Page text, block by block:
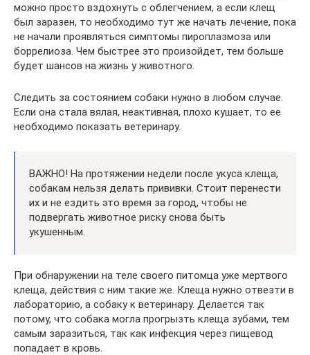
можно просто вздохнуть с облегчением, а если клещ
был заразен, то необходимо тут же начать лечение, пока
не начали проявляться симптомы пироплазмоза или
боррелиоза. Чем быстрее это произойдет, тем больше
будет шансов на жизнь у животного.
Следить за состоянием собаки нужно в любом случае.
Если она стала вялая, неактивная, плохо кушает, то ее
необходимо показать ветеринару.
ВАЖНО! На протяжении недели после укуса клеща,
собакам нельзя делать прививки. Стоит перенести
их и не ездить это время за город, чтобы не
подвергать животное риску снова быть
укушенным.
При обнаружении на теле своего питомца уже мертвого
клеща, действия с ним такие же. Клеща нужно отвезти в
лабораторию, а собаку к ветеринару. Делается так
потому, что собака могла прогрызть клеща зубами, тем
самым заразиться, так как инфекция через пищевод
попадает в кровь.